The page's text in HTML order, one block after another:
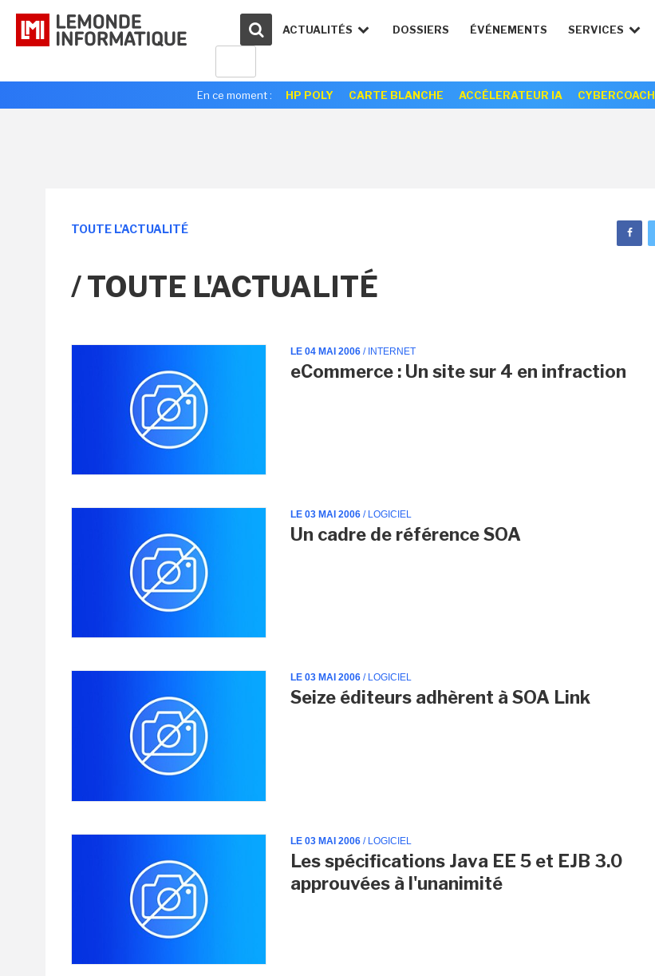
ACTUALITÉS DOSSIERS ÉVÉNEMENTS SERVICES
En ce moment : HP POLY CARTE BLANCHE ACCÉLERATEUR IA CYBERCOACH
TOUTE L'ACTUALITÉ
/ TOUTE L'ACTUALITÉ
LE 04 MAI 2006 / INTERNET
eCommerce : Un site sur 4 en infraction
LE 03 MAI 2006 / LOGICIEL
Un cadre de référence SOA
LE 03 MAI 2006 / LOGICIEL
Seize éditeurs adhèrent à SOA Link
LE 03 MAI 2006 / LOGICIEL
Les spécifications Java EE 5 et EJB 3.0
approuvées à l'unanimité